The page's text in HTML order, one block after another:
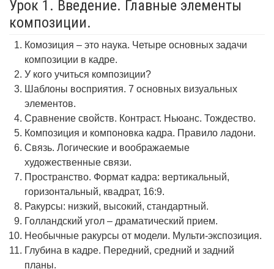
Урок 1. Введение. Главные элементы
композиции.
Комозиция – это наука. Четыре основных задачи
композиции в кадре.
У кого учиться композиции?
Шаблоны восприятия. 7 основных визуальных
элементов.
Сравнение свойств. Контраст. Ньюанс. Тождество.
Композиция и компоновка кадра. Правило ладони.
Связь. Логические и воображаемые
художественные связи.
Пространство. Формат кадра: вертикальный,
горизонтальный, квадрат, 16:9.
Ракурсы: низкий, высокий, стандартный.
Голландский угол – драматический прием.
Необычные ракурсы от модели. Мульти-экспозиция.
Глубина в кадре. Передний, средний и задний
планы.